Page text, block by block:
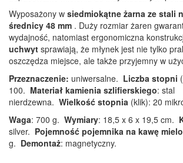
Wyposażony w siedmiokątne żarna ze stali
średnicy 48 mm . Duży rozmiar żaren
wydajność, natomiast ergonomiczna
uchwyt sprawiają, że młynek jest nie tylko
oszczędza miejsce, ale także przyjemny w
Przeznaczenie: uniwersalne. Liczba stopni
100. Materiał kamienia szlifierskiego: stal
nierdzewna. Wielkość stopnia (klik): 20
Waga: 700 g. Wymiary: 18,5 x 6 x 19,5 cm.
silver. Pojemność pojemnika na kawę
g. Demontaż: magnetyczny.